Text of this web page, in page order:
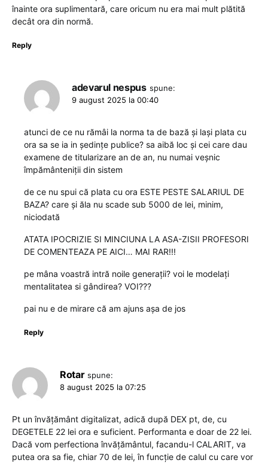
înainte ora suplimentară, care oricum nu era mai mult plătită
decât ora din normă.
Reply
adevarul nespus spune:
9 august 2025 la 00:40
atunci de ce nu rămâi la norma ta de bază și lași plata cu
ora sa se ia in ședințe publice? sa aibă loc și cei care dau
examene de titularizare an de an, nu numai veșnic
împământeniții din sistem
de ce nu spui că plata cu ora ESTE PESTE SALARIUL DE
BAZA? care și ăla nu scade sub 5000 de lei, minim,
niciodată
ATATA IPOCRIZIE SI MINCIUNA LA ASA-ZISII PROFESORI
DE COMENTEAZA PE AICI… MAI RAR!!!
pe mâna voastră intră noile generații? voi le modelați
mentalitatea si gândirea? VOI???
pai nu e de mirare că am ajuns așa de jos
Reply
Rotar spune:
8 august 2025 la 07:25
Pt un învățământ digitalizat, adică după DEX pt, de, cu
DEGETELE 22 lei ora e suficient. Performanta e doar de 22 lei.
Dacă vom perfectiona învățământul, facandu-l CALARIT, va
putea ora sa fie, chiar 70 de lei, în funcție de calul cu care vor